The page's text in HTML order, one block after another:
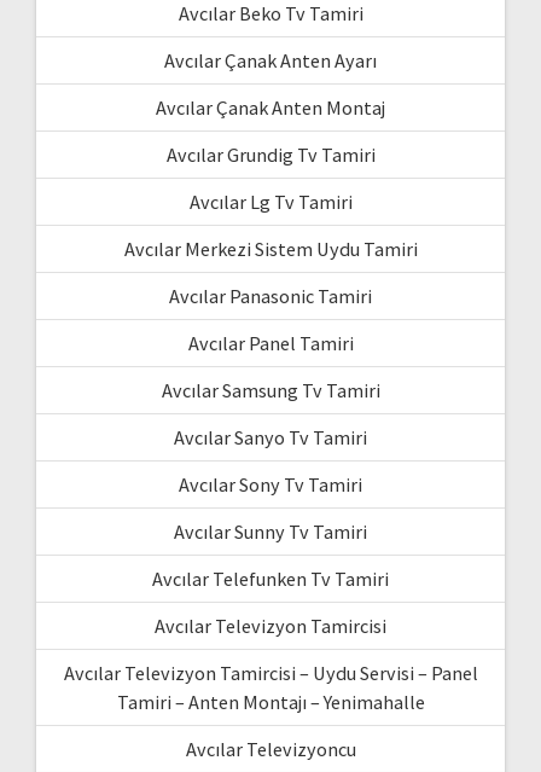
Avcılar Beko Tv Tamiri
Avcılar Çanak Anten Ayarı
Avcılar Çanak Anten Montaj
Avcılar Grundig Tv Tamiri
Avcılar Lg Tv Tamiri
Avcılar Merkezi Sistem Uydu Tamiri
Avcılar Panasonic Tamiri
Avcılar Panel Tamiri
Avcılar Samsung Tv Tamiri
Avcılar Sanyo Tv Tamiri
Avcılar Sony Tv Tamiri
Avcılar Sunny Tv Tamiri
Avcılar Telefunken Tv Tamiri
Avcılar Televizyon Tamircisi
Avcılar Televizyon Tamircisi – Uydu Servisi – Panel
Tamiri – Anten Montajı – Yenimahalle
Avcılar Televizyoncu